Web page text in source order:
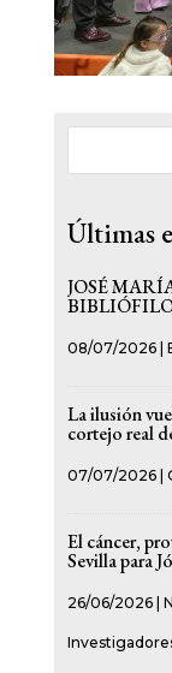
Últimas
JOSÉ
08/07/2026|
La ilusión
cortejo real
07/07/2026|
El cáncer,
Sevilla para
26/06/2026|